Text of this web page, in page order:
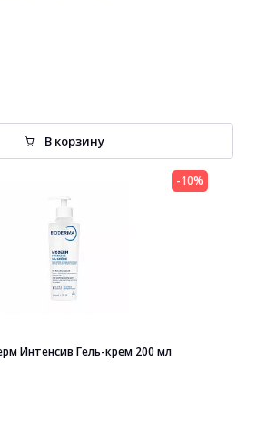
В корзину
Интенсив Гель-крем 200 мл
-10%